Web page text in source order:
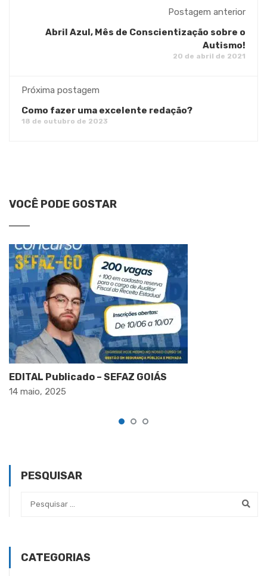
Postagem anterior
Abril Azul, Mês de Conscientização sobre o
Autismo!
20 de abril de 2021
Próxima postagem
Como fazer uma excelente redação?
18 de outubro de 2023
VOCÊ PODE GOSTAR
EDITAL Publicado – SEFAZ GOIÁS
14 maio, 2025
PESQUISAR
CATEGORIAS